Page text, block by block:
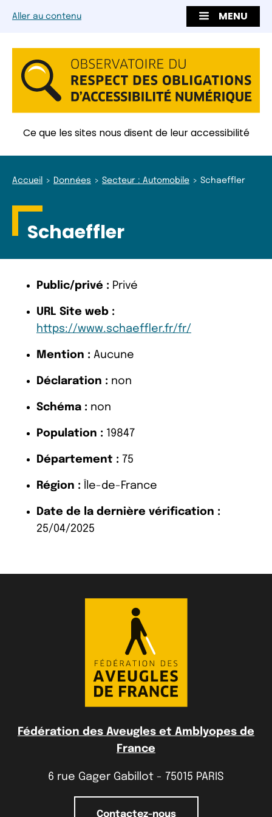
Aller au contenu MENU
Ce que les sites nous disent de leur accessibilité
Accueil Données Secteur : Automobile Schaeffler
Schaeffler
Public/privé : Privé
URL Site web :
https://www.schaeffler.fr/fr/
Mention : Aucune
Déclaration : non
Schéma : non
Population : 19847
Département : 75
Région : Île-de-France
Date de la dernière vérification :
25/04/2025
Fédération des Aveugles et Amblyopes de
France
6 rue Gager Gabillot - 75015 PARIS
Contactez-nous